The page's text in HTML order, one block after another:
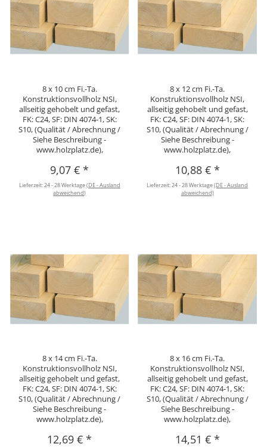
8 x 10 cm Fi.-Ta.
Konstruktionsvollholz NSI,
allseitig gehobelt und gefast,
FK: C24, SF: DIN 4074-1, SK:
S10, (Qualität / Abrechnung /
Siehe Beschreibung -
www.holzplatz.de),
9,07 €*
Lieferzeit:24 - 28 Werktage(DE - Ausland
abweichend)
8 x 12 cm Fi.-Ta.
Konstruktionsvollholz NSI,
allseitig gehobelt und gefast,
FK: C24, SF: DIN 4074-1, SK:
S10, (Qualität / Abrechnung /
Siehe Beschreibung -
www.holzplatz.de),
10,88 € *
Lieferzeit:24 - 28 Werktage(DE - Ausland
abweichend)
8 x 14 cm Fi.-Ta.
Konstruktionsvollholz NSI,
allseitig gehobelt und gefast,
FK: C24, SF: DIN 4074-1, SK:
S10, (Qualität / Abrechnung /
Siehe Beschreibung -
www.holzplatz.de),
12,69 €*
8 x 16 cm Fi.-Ta.
Konstruktionsvollholz NSI,
allseitig gehobelt und gefast,
FK: C24, SF: DIN 4074-1, SK:
S10, (Qualität / Abrechnung /
Siehe Beschreibung -
www.holzplatz.de),
14,51 € *